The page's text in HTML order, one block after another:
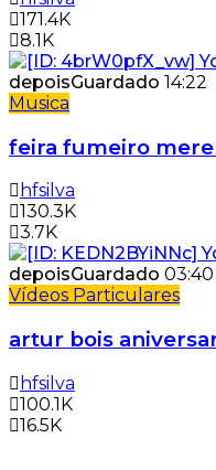
171.4K
8.1K
depoisGuardado 14:22
Musica
feira fumeiro
hfsilva
130.3K
3.7K
depoisGuardado 03:40
Vídeos Particulares
artur bois
hfsilva
100.1K
16.5K